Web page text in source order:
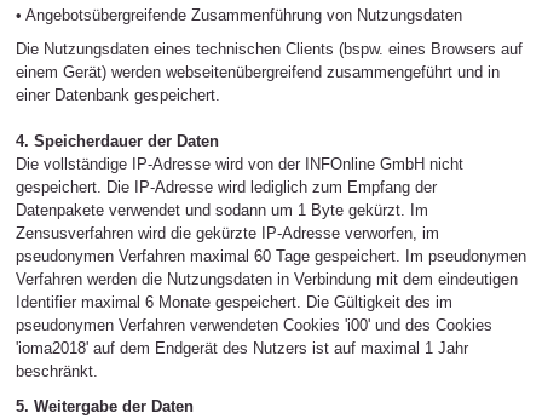
• Angebotsübergreifende Zusammenführung von Nutzungsdaten
Die Nutzungsdaten eines technischen Clients (bspw. eines Browsers auf
einem Gerät) werden webseitenübergreifend zusammengeführt und in
einer Datenbank gespeichert.
4. Speicherdauer der Daten
Die vollständige IP-Adresse wird von der INFOnline GmbH nicht
gespeichert. Die IP-Adresse wird lediglich zum Empfang der
Datenpakete verwendet und sodann um 1 Byte gekürzt. Im
Zensusverfahren wird die gekürzte IP-Adresse verworfen, im
pseudonymen Verfahren maximal 60 Tage gespeichert. Im pseudonymen
Verfahren werden die Nutzungsdaten in Verbindung mit dem eindeutigen
Identifier maximal 6 Monate gespeichert. Die Gültigkeit des im
pseudonymen Verfahren verwendeten Cookies 'i00' und des Cookies
'ioma2018' auf dem Endgerät des Nutzers ist auf maximal 1 Jahr
beschränkt.
5. Weitergabe der Daten